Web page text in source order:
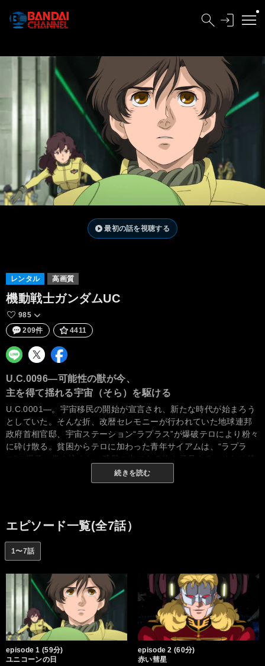
最初の話を視聴する
レンタル 高画質
機動戦士ガンダムUC
985
209件
4411
U.C.0096―可能性の獣が今、
主を得て揺れる宇宙（そら）を駆ける
U.C.0001―。宇宙移民の開始が宣言され、新たな時代が始まろう
としていた。そんな折、改暦セレモニーが行われていた地球連邦
政府首相官邸、宇宙ステーション“ラプラス”が爆破テロにより粉々
に砕け散る。貧困からテロに加わった青年サイアムは、“ラプラ
ス”の爆発に巻き込まれ、残骸の中である物を発見する。それは後
に『ラプラスの箱』と呼ばれることになる禁忌の箱だった。『ラ
プラスの箱』を開けてはならない。それが何であるのか、知る者
工業コロニー“インダストリアル7”。父を知らずに育った少年バナ
ージ・リンクスと、“インダストリアル7”行きの船に密航した謎の
少女が出会い、そして、稼動試験を繰り返す白いモビルスーツ“ユ
ニコーン”と様々な思惑が絡み出した時、歴史（とき）の針が動き
ナージはまだ知らない。『ラプラスの箱』とは何か―。『箱』の
抱く秘密とは何か―。今、宇宙世紀 百年の呪いが解かれようとし
ていた。
続きを読む
エピソード一覧(全7話）
1〜7話
episode 1 (59分)
ユニコーンの日
episode 2 (60分)
赤い彗星